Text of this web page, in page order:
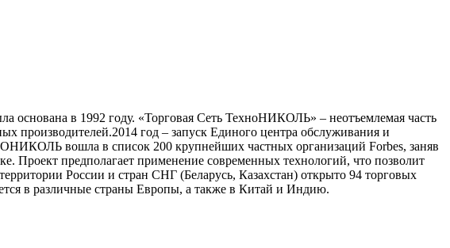
в 1992 году. «Торговая Сеть ТехноНИКОЛЬ» – неотъемлемая часть
производителей.2014 год – запуск Единого центра обслуживания и
вошла в список 200 крупнейших частных организаций Forbes, заняв
Проект предполагает применение современных технологий, что позволит
России и стран СНГ (Беларусь, Казахстан) открыто 94 торговых
в различные страны Европы, а также в Китай и Индию.